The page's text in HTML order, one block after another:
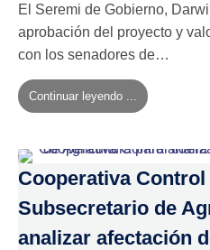
El Seremi de Gobierno,
aprobación del proyecto y
con los senadores de…
Continuar leyendo ...
Cooperativa
Subsecretario de
analizar afectación